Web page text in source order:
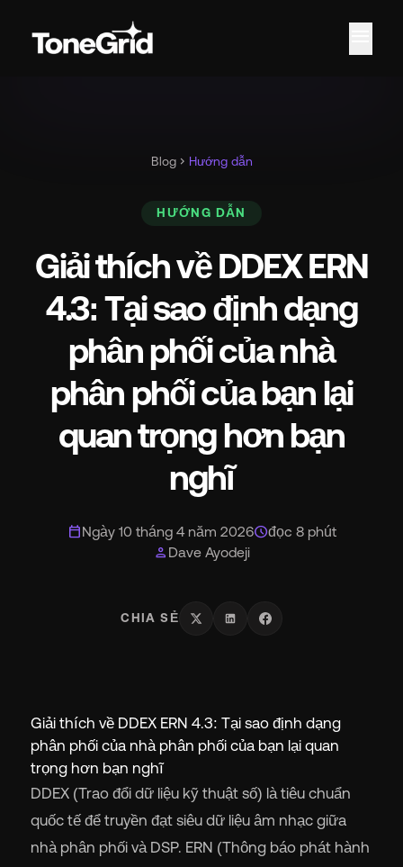
Blogchevron_right Hướng dẫn
HƯỚNG DẪN
Giải thích về DDEX ERN
4.3: Tại sao định dạng
phân phối của nhà
phân phối của bạn lại
quan trọng hơn bạn
nghĩ
calendar_todayNgày 10 tháng 4 năm 2026scheduleđọc 8 phút
person Dave Ayodeji
CHIA SẺ
Giải thích về DDEX ERN 4.3: Tại sao định dạng
phân phối của nhà phân phối của bạn lại quan
trọng hơn bạn nghĩ
DDEX (Trao đổi dữ liệu kỹ thuật số) là tiêu chuẩn
quốc tế để truyền đạt siêu dữ liệu âm nhạc giữa
nhà phân phối và DSP. ERN (Thông báo phát hành